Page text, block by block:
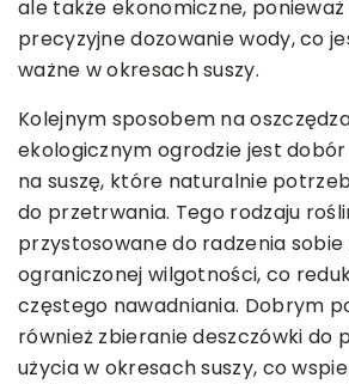
ale także ekonomiczne,
precyzyjne dozowanie wody, co
ważne w okresach suszy.
Kolejnym sposobem na
ekologicznym ogrodzie jest
na suszę, które naturalnie
do przetrwania. Tego rodzaju
przystosowane do radzenia
ograniczonej wilgotności, co
częstego nawadniania. Dobrym
również zbieranie deszczówki do
użycia w okresach suszy, co